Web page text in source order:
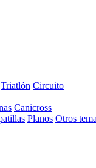
Triatlón Circuito
Canicross
Planos Otros